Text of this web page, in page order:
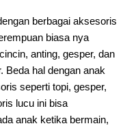
berbagai aksesoris
biasa nya
anting, gesper, dan
Beda hal dengan anak
seperti topi, gesper,
lucu ini bisa
anak ketika bermain,